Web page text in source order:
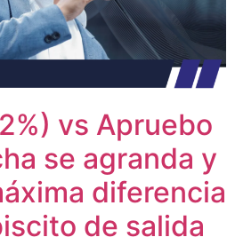
vs Apruebo
se agranda y
diferencia
de salida